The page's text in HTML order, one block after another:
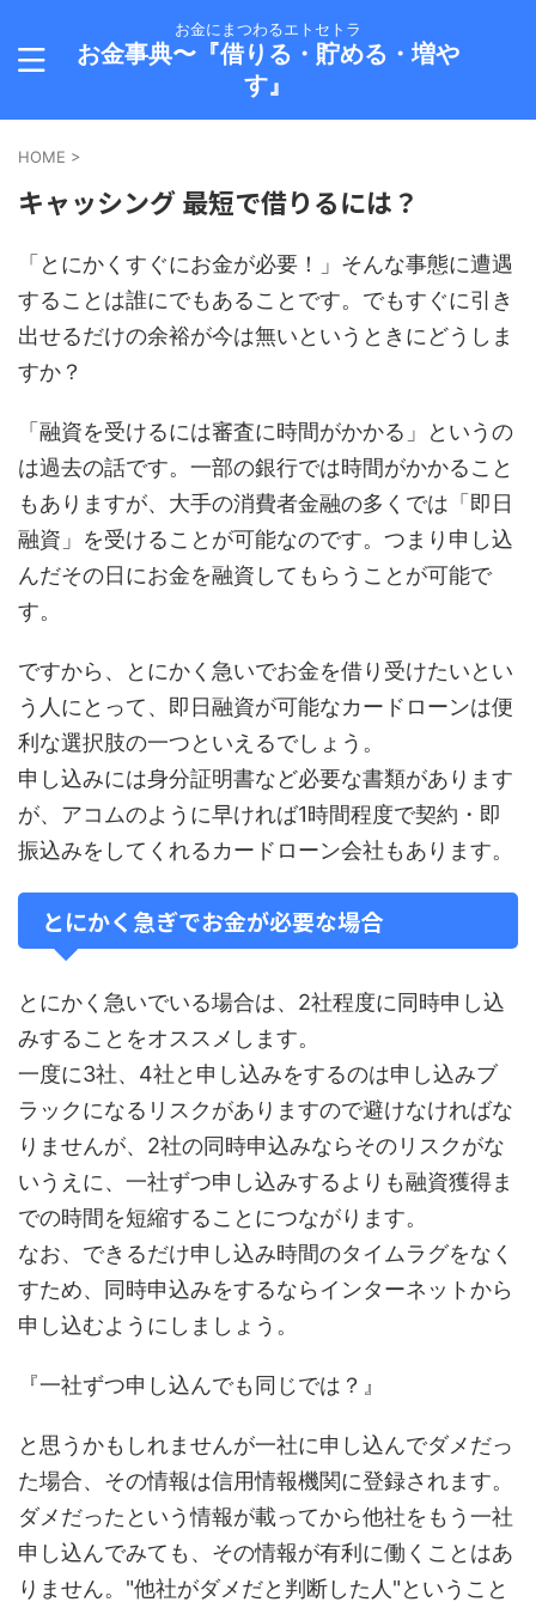
お金にまつわるエトセトラ
お金事典〜『借りる・貯める・増や
す』
HOME >
キャッシング 最短で借りるには？
「とにかくすぐにお金が必要！」そんな事態に遭遇
することは誰にでもあることです。でもすぐに引き
出せるだけの余裕が今は無いというときにどうしま
すか？
「融資を受けるには審査に時間がかかる」というの
は過去の話です。一部の銀行では時間がかかること
もありますが、大手の消費者金融の多くでは「即日
融資」を受けることが可能なのです。つまり申し込
んだその日にお金を融資してもらうことが可能で
す。
ですから、とにかく急いでお金を借り受けたいとい
う人にとって、即日融資が可能なカードローンは便
利な選択肢の一つといえるでしょう。
申し込みには身分証明書など必要な書類があります
が、アコムのように早ければ1時間程度で契約・即
振込みをしてくれるカードローン会社もあります。
とにかく急ぎでお金が必要な場合
とにかく急いでいる場合は、2社程度に同時申し込
みすることをオススメします。
一度に3社、4社と申し込みをするのは申し込みブ
ラックになるリスクがありますので避けなければな
りませんが、2社の同時申込みならそのリスクがな
いうえに、一社ずつ申し込みするよりも融資獲得ま
での時間を短縮することにつながります。
なお、できるだけ申し込み時間のタイムラグをなく
すため、同時申込みをするならインターネットから
申し込むようにしましょう。
『一社ずつ申し込んでも同じでは？』
と思うかもしれませんが一社に申し込んでダメだっ
た場合、その情報は信用情報機関に登録されます。
ダメだったという情報が載ってから他社をもう一社
申し込んでみても、その情報が有利に働くことはあ
りません。"他社がダメだと判断した人"ということ